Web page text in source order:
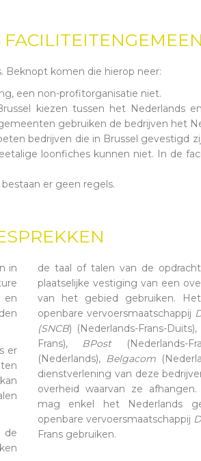
Beknopt komen die hierop neer:
een non-profitorganisatie niet.
kiezen tussen het Nederlands
gebruiken de bedrijven het
bedrijven die in Brussel gevestigd
loonfiches kunnen niet. In de
er geen regels.
in
en
er
de
de taal of talen van de
plaatselijke vestiging van een
van het gebied gebruiken.
openbare vervoersmaatschappij
(SNCB) (Nederlands-Frans-
Frans), BPost(Nederlands-
(Nederlands), Belgacom
dienstverlening van deze
overheid waarvan ze
mag enkel het Nederlands
openbare vervoersmaatschappij
Frans gebruiken.